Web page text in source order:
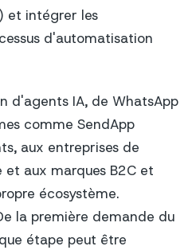
et intégrer les
d'automatisation
d'agents IA, de WhatsApp
comme SendApp
aux entreprises de
aux marques B2C et
écosystème.
la première demande du
étape peut être